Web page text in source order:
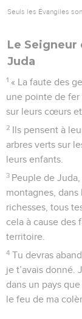
Seuls les Évangiles
Le Seigneur
Juda
1 « La faute des
une pointe de
sur leurs cœurs et
2 Ils pensent à
arbres verts sur
leurs enfants.
3 Peuple de
montagnes,
richesses, tous
cela à cause des
territoire.
4 Tu devras
je t’avais donné.
dans un pays
le feu de ma